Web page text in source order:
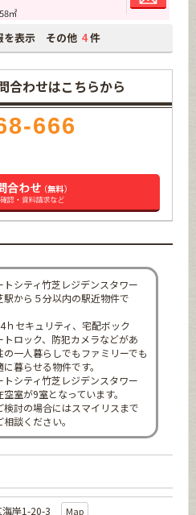
㎡
を表示 その他 4 件
合わせはこちらから
666
トシティ竹芝レジデンスタワー
駅から５分以内の駅近物件で
ｈセキュリティ、宅配ボック
トロック、防犯カメラなどがあ
の一人暮らしでもファミリーでも
暮らせる物件です。
トシティ竹芝レジデンスタワー
室が9室となっています。
検討の場合にはスマイリスまで
談ください。
岸1-20-3 Map